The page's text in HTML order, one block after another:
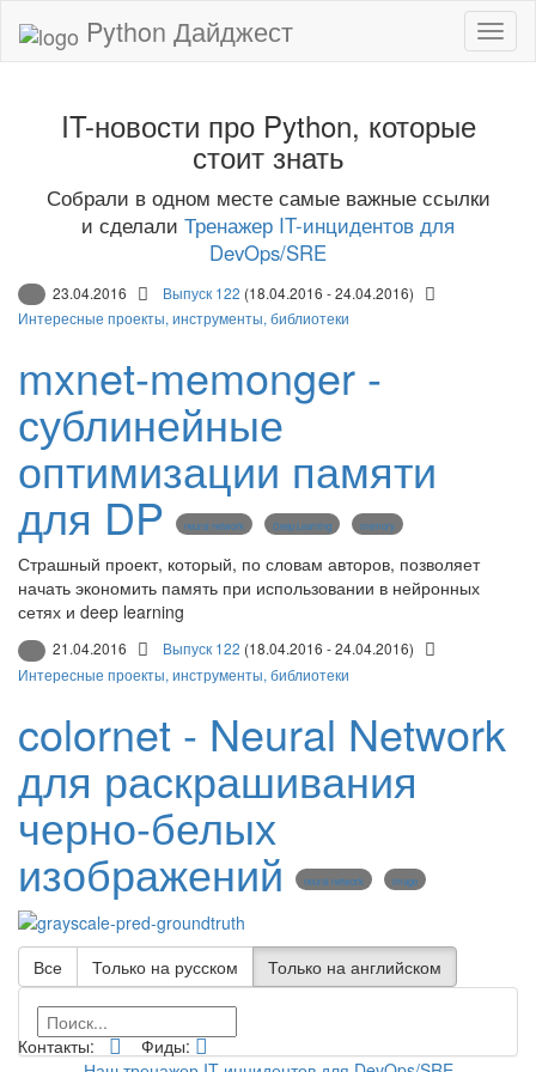
Python Дайджест
IT-новости про Python, которые
стоит знать
Собрали в одном месте самые важные ссылки
и сделали Тренажер IT-инцидентов для
DevOps/SRE
23.04.2016 Выпуск 122 (18.04.2016 - 24.04.2016)
Интересные проекты, инструменты, библиотеки
mxnet-memonger -
сублинейные
оптимизации памяти
для DP neural network Deep Learning memory
Страшный проект, который, по словам авторов, позволяет
начать экономить память при использовании в нейронных
сетях и deep learning
21.04.2016 Выпуск 122 (18.04.2016 - 24.04.2016)
Интересные проекты, инструменты, библиотеки
colornet - Neural Network
для раскрашивания
черно-белых
изображений neural network image
Все Только на русском Только на английском
Контакты:
Фиды: